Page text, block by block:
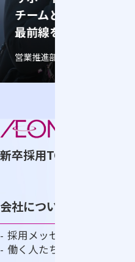
チームと共に営業の
最前線を支える
営業推進部 / ビリング担当 M.Y
新卒採用TOP
会社について知る
採用メッセージ
働く人たち